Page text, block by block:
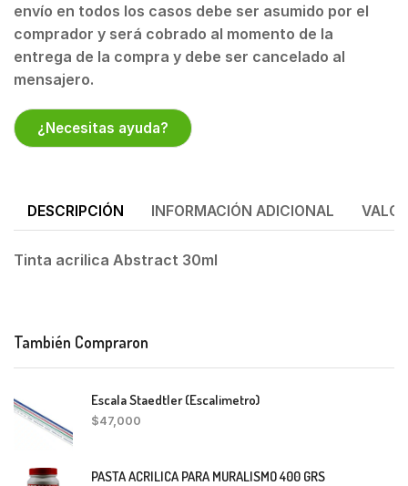
envío en todos los casos debe ser asumido por el
comprador y será cobrado al momento de la
entrega de la compra y debe ser cancelado al
mensajero.
¿Necesitas ayuda?
DESCRIPCIÓN INFORMACIÓN ADICIONAL
Tinta acrilica Abstract 30ml
También Compraron
Escala Staedtler (Escalimetro)
$47,000
PASTA ACRILICA PARA MURALISMO 400 GRS